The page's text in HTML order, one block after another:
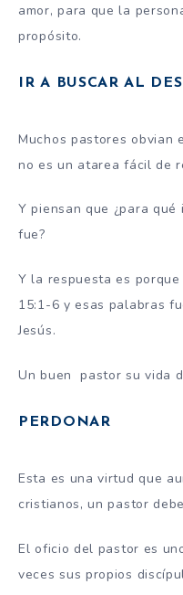
amor, para que la
propósito.
IR A BUSCAR AL
Muchos pastores obvian
no es un atarea fácil de
Y piensan que ¿para
fue?
Y la respuesta es
15:1-6 y esas palabras
Jesús.
Un buen pastor su vida
PERDONAR
Esta es una virtud que
cristianos, un pastor
El oficio del pastor es
veces sus propios